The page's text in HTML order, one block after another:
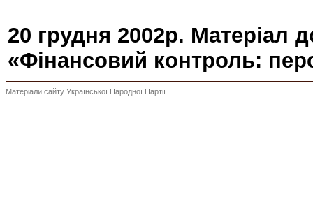
20 грудня 2002р. Матеріал
«Фінансовий контроль:
Матеріали сайту Української Народної Партії